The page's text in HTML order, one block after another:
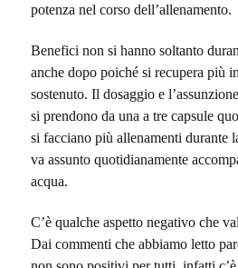
potenza nel corso dell’allenamento.
Benefici non si hanno soltanto
anche dopo poiché si recupera più
sostenuto. Il dosaggio e
si prendono da una a tre capsule
si facciano più allenamenti durante
va assunto quotidianamente
acqua.
C’è qualche aspetto negativo che
Dai commenti che abbiamo letto